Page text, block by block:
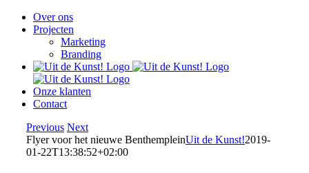
Over ons
Projecten
Marketing
Branding
Onze klanten
Contact
Previous Next
Flyer voor het nieuwe BenthempleinUit de Kunst!2019-
01-22T13:38:52+02:00